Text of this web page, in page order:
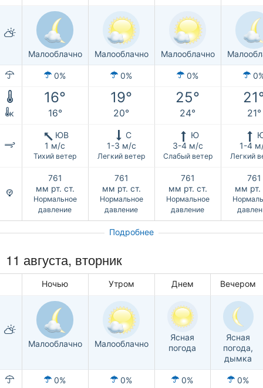
Малооблачно Малооблачно Малооблачно
0% 0% 0%
16° 19° 25°
к 16° 20° 24° 21°
ЮВ
1 м/с
Тихий ветер
С
1-3 м/с
Легкий ветер
Ю
3-4 м/с
Слабый ветер
1-4
Легкий
761
мм рт. ст.
Нормальное
давление
761
мм рт. ст.
Нормальное
давление
761
мм рт. ст.
Нормальное
давление
761
мм рт.
Подробнее
11 августа, вторник
Ночью Утром Днем Вечером
Малооблачно Малооблачно
Ясная
погода
Ясная
погода,
дымка
0% 0% 0% 0%